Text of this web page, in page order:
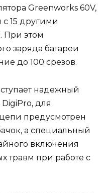
Greenworks 60V,
15 другими
При этом
заряда батареи
до 100 срезов.
надежный
для
предусмотрен
а специальный
включения
травм при работе с